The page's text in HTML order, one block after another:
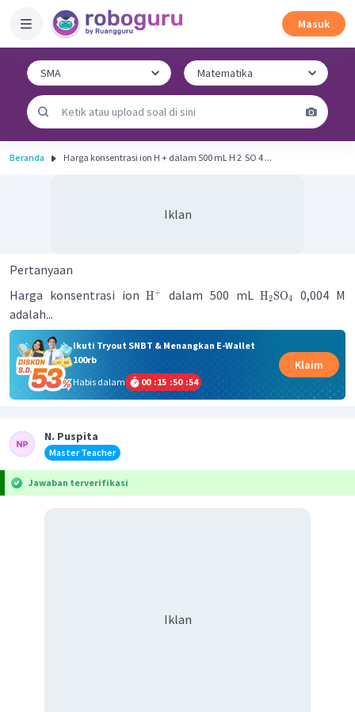
Masuk
Beranda Harga konsentrasi ion H + dalam 500 mL H 2 ​ SO 4 ...
Iklan
Pertanyaan
Harga konsentrasi ionH+ dalam 500 mLH2SO4
0,004 M
adalah...
Ikuti Tryout SNBT & Menangkan E-Wallet
100rb
Habis dalam
00 :15 :50 :54
Klaim
N. Puspita
Master Teacher
Jawaban terverifikasi
Iklan